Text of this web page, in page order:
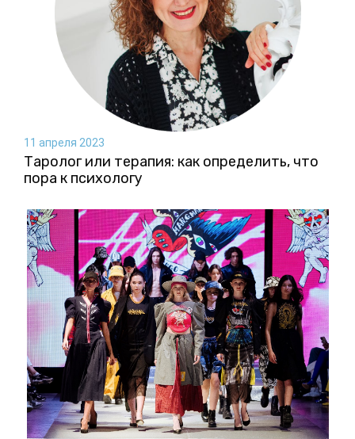
11 апреля 2023
Таролог или терапия: как определить, что
пора к психологу